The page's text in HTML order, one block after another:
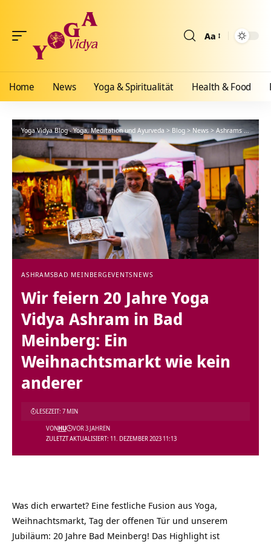
Aa
Home News Yoga & Spiritualität Health & Food
Yoga Vidya Blog - Yoga, Meditation und Ayurveda>Blog>News>Ashrams> Bad
ASHRAMSBAD MEINBERG EVENTSNEWS
Wir feiern 20 Jahre Yoga
Vidya Ashram in Bad
Meinberg: Ein
Weihnachtsmarkt wie kein
anderer
ZULETZT AKTUALISIERT: 11. DEZEMBER 2023 11:13
VONHU VOR 3 JAHREN
LESEZEIT: 7 MIN
Was dich erwartet? Eine festliche Fusion aus Yoga,
Weihnachtsmarkt, Tag der offenen Tür und unserem
Jubiläum: 20 Jahre Bad Meinberg! Das Highlight ist